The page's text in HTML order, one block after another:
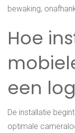
bewaking,
Hoe
een
De installatie
optimale